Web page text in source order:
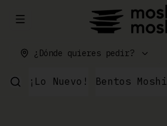
Abrir menu de navegación
¿Dónde quieres pedir?
¡Lo Nuevo! Bentos Moshi